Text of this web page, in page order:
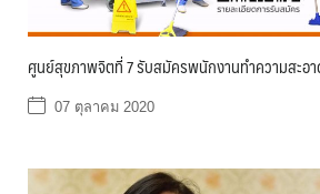
ศูนย์สุขภาพจิตที่ 7 รับสมัครพนักงานทำความสะอา
07 ตุลาคม 2020